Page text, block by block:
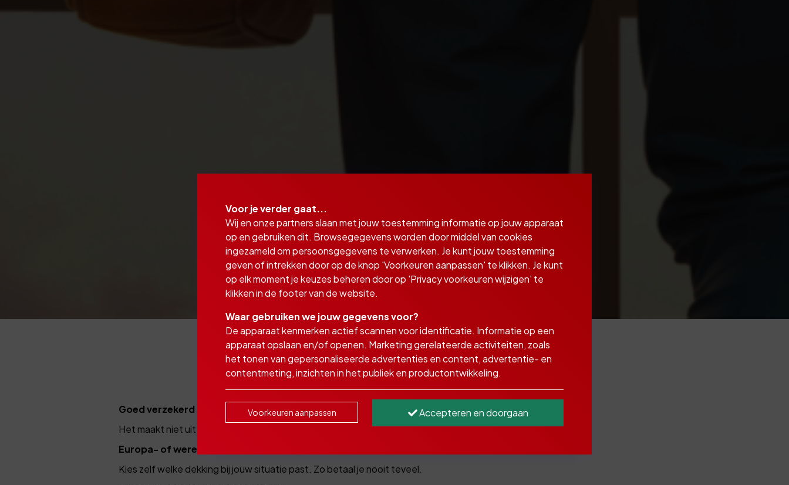
Daarom kies je voor onze dekking zakenreizen.
Goed verzekerd op zakenreis
Het maakt niet uit hoe vaak u op zakenreis gaat. Tot een jaar achter elkaar in het buitenland te verzekeren.
Europa- of werelddekking
Kies zelf welke dekking bij jouw situatie past. Zo betaal je nooit teveel.
Voor je verder gaat...
Wij en onze partners slaan met jouw toestemming informatie op jouw apparaat
op en gebruiken dit. Browsegegevens worden door middel van cookies
ingezameld om persoonsgegevens te verwerken. Je kunt jouw toestemming
geven of intrekken door op de knop 'Voorkeuren aanpassen' te klikken. Je kunt
op elk moment je keuzes beheren door op 'Privacy voorkeuren wijzigen' te
klikken in de footer van de website.
Waar gebruiken we jouw gegevens voor?
De apparaat kenmerken actief scannen voor identificatie. Informatie op een
apparaat opslaan en/of openen. Marketing gerelateerde activiteiten, zoals
het tonen van gepersonaliseerde advertenties en content, advertentie- en
contentmeting, inzichten in het publiek en productontwikkeling.
Voorkeuren aanpassen Accepteren en doorgaan